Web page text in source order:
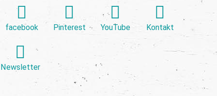
facebook Pinterest YouTube Kontakt
Newsletter